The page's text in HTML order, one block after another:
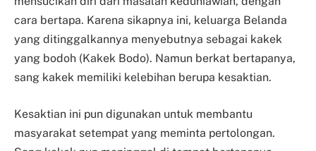
cara bertapa. Karena sikapnya ini, keluarga Belanda
yang ditinggalkannya menyebutnya sebagai kakek
yang bodoh (Kakek Bodo). Namun berkat bertapanya,
sang kakek memiliki kelebihan berupa kesaktian.
Kesaktian ini pun digunakan untuk membantu
masyarakat setempat yang meminta pertolongan.